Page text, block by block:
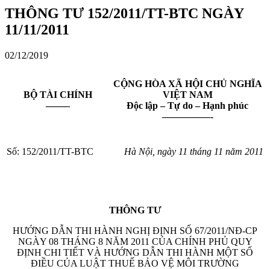
THÔNG TƯ 152/2011/TT-BTC NGÀY
11/11/2011
02/12/2019
BỘ TÀI CHÍNH
——–
CỘNG HÒA XÃ HỘI CHỦ NGHĨA
VIỆT NAM
Độc lập – Tự do – Hạnh phúc
—————-
Số: 152/2011/TT-BTC Hà Nội, ngày 11 tháng 11 năm 2011
THÔNG TƯ
HƯỚNG DẪN THI HÀNH NGHỊ ĐỊNH SỐ 67/2011/NĐ-CP
NGÀY 08 THÁNG 8 NĂM 2011 CỦA CHÍNH PHỦ QUY
ĐỊNH CHI TIẾT VÀ HƯỚNG DẪN THI HÀNH MỘT SỐ
ĐIỀU CỦA LUẬT THUẾ BẢO VỆ MÔI TRƯỜNG